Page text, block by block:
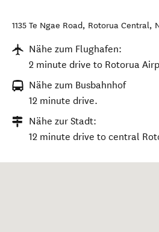
1135 Te Ngae Road, Rotorua Central,
Nähe zum Flughafen:
2 minute drive to Rotorua
Nähe zum Busbahnhof
12 minute drive.
Nähe zur Stadt:
12 minute drive to central